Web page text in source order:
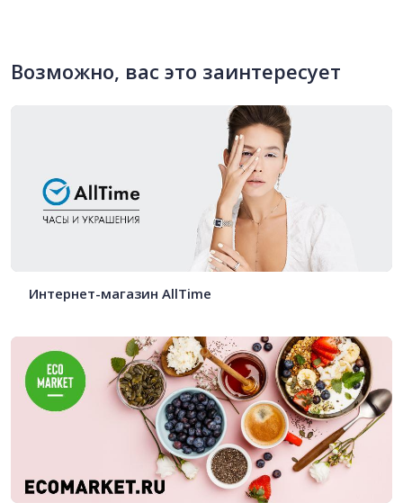
Возможно, вас это заинтересует
Интернет-магазин AllTime